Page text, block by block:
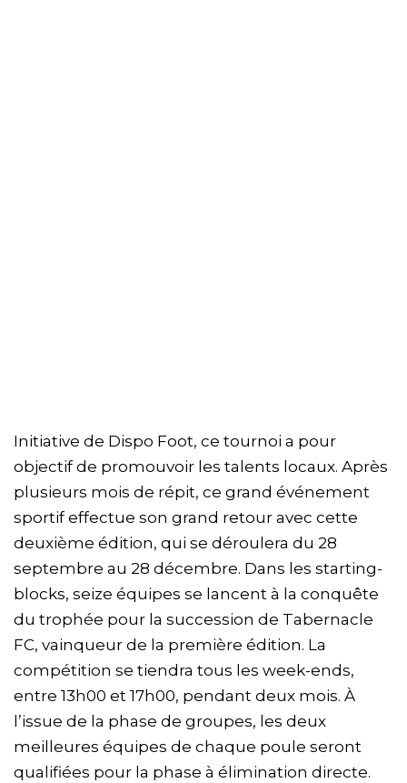
Initiative de Dispo Foot, ce tournoi a pour
objectif de promouvoir les talents locaux. Après
plusieurs mois de répit, ce grand événement
sportif effectue son grand retour avec cette
deuxième édition, qui se déroulera du 28
septembre au 28 décembre. Dans les starting-
blocks, seize équipes se lancent à la conquête
du trophée pour la succession de Tabernacle
FC, vainqueur de la première édition. La
compétition se tiendra tous les week-ends,
entre 13h00 et 17h00, pendant deux mois. À
l’issue de la phase de groupes, les deux
meilleures équipes de chaque poule seront
qualifiées pour la phase à élimination directe.